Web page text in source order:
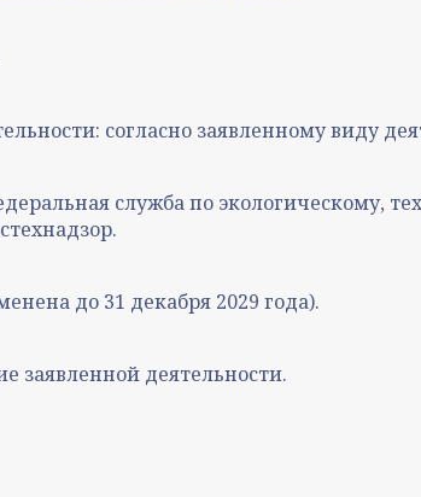
согласно заявленному виду
служба по экологическому,
до 31 декабря 2029 года).
заявленной деятельности.